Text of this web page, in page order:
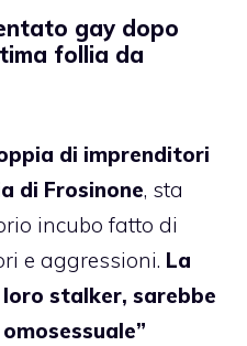
gay dopo
follia da
di imprenditori
di Frosinone, sta
incubo fatto di
e aggressioni. La
stalker, sarebbe